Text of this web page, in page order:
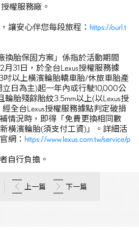
授權服務廠。
讓安心伴您每段旅程： https://ourl.t
換胎保固方案」係指於活動期間
月31日，於全台Lexus授權服務據
吋以上橫濱輪胎轎車胎/休旅車胎產
日為主)起一年內或行駛10,000公
胎殘餘胎紋3.5mm以上(以Lexus授
全台Lexus授權服務據點判定破損
情況時，即得「免費更換相同數
橫濱輪胎(須支付工資)」。詳細活
網： https://www.lexus.com.tw/service/p
自行負擔。
上一篇 下一篇